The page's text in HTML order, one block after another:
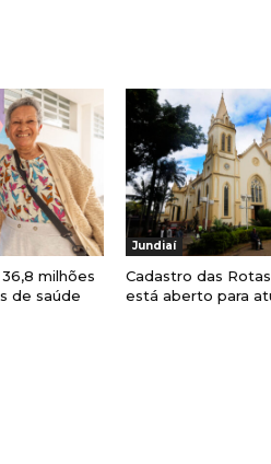
milhões
de saúde
Jundiaí
Cadastro das
está aberto para